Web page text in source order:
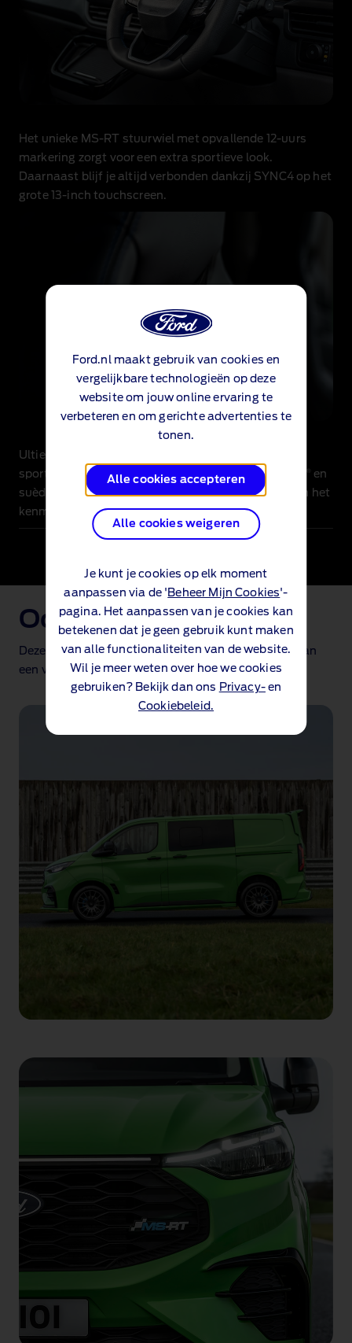
Ford.nl maakt gebruik van cookies en
vergelijkbare technologieën op deze
website om jouw online ervaring te
verbeteren en om gerichte advertenties te
tonen.
Alle cookies accepteren
Alle cookies weigeren
Je kunt je cookies op elk moment
aanpassen via de ' Beheer Mijn Cookies'-
pagina. Het aanpassen van je cookies kan
betekenen dat je geen gebruik kunt maken
van alle functionaliteiten van de website.
Wil je meer weten over hoe we cookies
gebruiken? Bekijk dan ons Privacy-en
Cookiebeleid.
Het unieke MS‑RT stuurwiel met opvallende 12‑uurs
markering zorgt voor een extra sportieve look.
Daarnaast blijf je altijd verbonden dankzij SYNC4 op het
grote 13‑inch touchscreen.
Ultiem rijcomfort. De handgemaakte MS‑RT
sportstoelen zijn bekleed met premium Eco‑Leather
en
suède, en vallen direct op door de blauwe stiksels en het
kenmerkende logo.
Oog voor detail
Deze slimme, nieuwe indeling biedt alle veiligheid van
een volledig gesloten scheidingswand.